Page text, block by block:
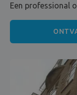
Een professional